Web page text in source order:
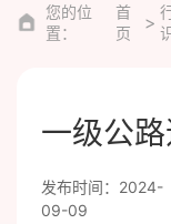
您的位
置：
首
页
一级公
发布时间：2024-
09-09